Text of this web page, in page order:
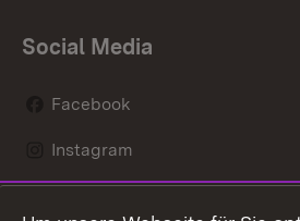
Social Media
Facebook
Instagram